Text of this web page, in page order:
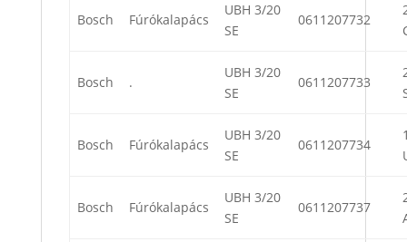
Bosch Fúrókalapács
UBH 3/20
SE
0611207732
Bosch .
UBH 3/20
SE
0611207733
Bosch Fúrókalapács
UBH 3/20
SE
0611207734
Bosch Fúrókalapács
UBH 3/20
SE
0611207737